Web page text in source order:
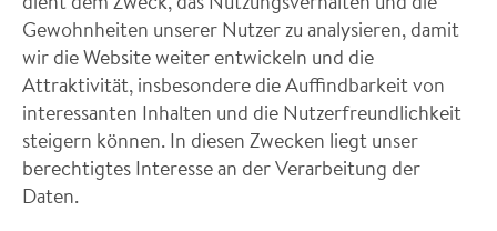
Gewohnheiten unserer Nutzer zu analysieren, damit
wir die Website weiter entwickeln und die
Attraktivität, insbesondere die Auffindbarkeit von
interessanten Inhalten und die Nutzerfreundlichkeit
steigern können. In diesen Zwecken liegt unser
berechtigtes Interesse an der Verarbeitung der
Daten.